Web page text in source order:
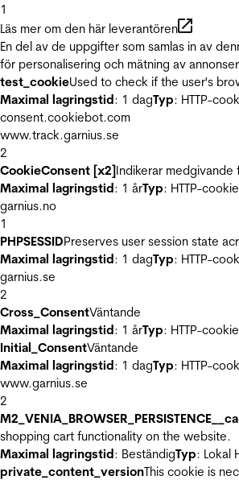
1
Läs mer om den här leverantören
En del av de uppgifter som samlas in av
för personalisering och mätning av
test_cookieUsed to check if the user's
Maximal lagringstid: 1 dagTyp: HTTP-
consent.cookiebot.com
www.track.garnius.se
2
CookieConsent [x2]Indikerar medgivande
Maximal lagringstid: 1 årTyp: HTTP-cookie
garnius.no
1
PHPSESSIDPreserves user session state
Maximal lagringstid: 1 dagTyp: HTTP-
garnius.se
2
Cross_ConsentVäntande
Maximal lagringstid: 1 årTyp: HTTP-cookie
Initial_ConsentVäntande
Maximal lagringstid: 1 dagTyp: HTTP-
www.garnius.se
2
shopping cart functionality on the website.
Maximal lagringstid: BeständigTyp: Lokal
private_content_versionThis cookie is